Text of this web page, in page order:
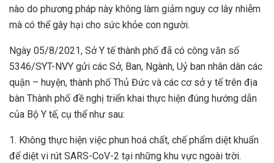
nào do phương pháp này không làm giảm nguy cơ lây nhiễm
mà có thể gây hại cho sức khỏe con người.
Ngày 05/8/2021, Sở Y tế thành phố đã có công văn số
5346/SYT-NVY gửi các Sở, Ban, Ngành, Uỷ ban nhân dân các
quận – huyện, thành phố Thủ Đức và các cơ sở y tế trên địa
bàn Thành phố đề nghị triển khai thực hiện đúng hướng dẫn
của Bộ Y tế, cụ thể như sau:
1. Không thực hiện việc phun hoá chất, chế phẩm diệt khuẩn
để diệt vi rút SARS-CoV-2 tại những khu vực ngoài trời.